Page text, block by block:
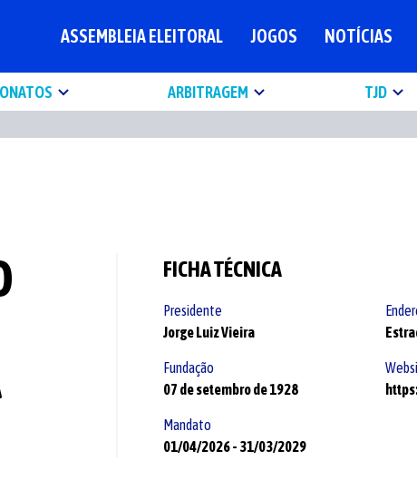
ASSEMBLEIA ELEITORAL JOGOS NOTÍCIAS
ARBITRAGEM TJD
FICHA TÉCNICA
Presidente
Jorge Luiz Vieira
Fundação
07 de setembro de 1928
Mandato
01/04/2026- 31/03/2029